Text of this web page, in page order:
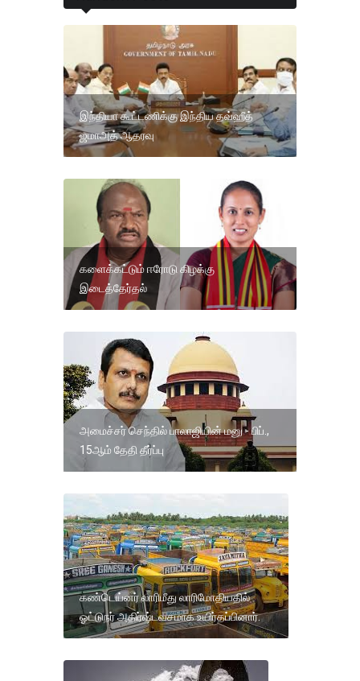
இந்தியா கூட்டணிக்கு இந்திய தவ்ஹீத்
ஜமாஅத் ஆதரவு
களைக்கட்டும் ஈரோடு கிழக்கு
இடைத்தேர்தல்
அமைச்சர் செந்தில் பாலாஜியின் மனு - பிப்.,
15ஆம் தேதி தீர்ப்பு
கண்டெய்னர் லாரிமீது லாரிமோதியதில்
ஓட்டுநர் அதிர்ஷ்டவசமாக உயிர்தப்பினார்.